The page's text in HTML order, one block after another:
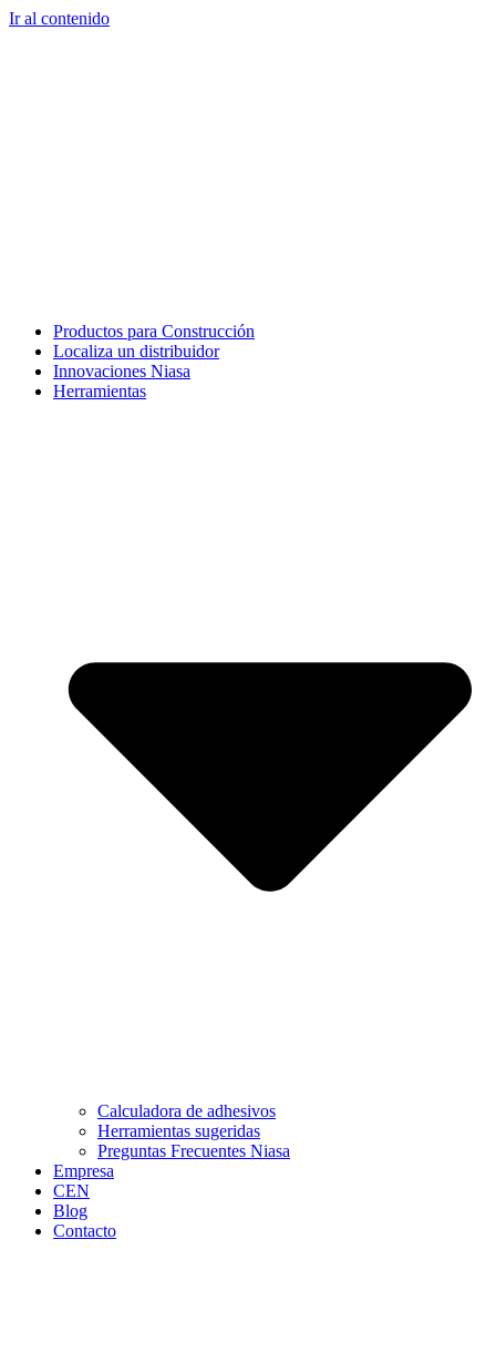
Ir al contenido
Productos para Construcción
Localiza un distribuidor
Innovaciones Niasa
Herramientas
Calculadora de adhesivos
Herramientas sugeridas
Preguntas Frecuentes Niasa
Empresa
CEN
Blog
Contacto